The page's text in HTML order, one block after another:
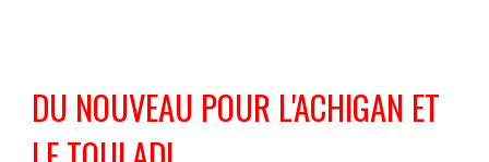
DU NOUVEAU POUR L'ACHIGAN ET